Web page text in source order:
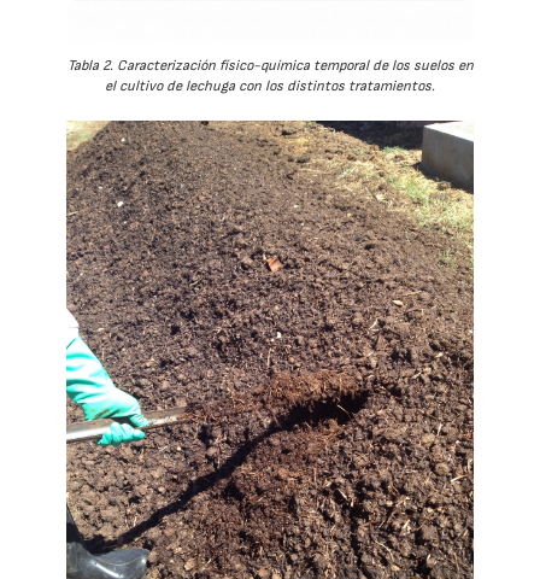
Tabla 2. Caracterización físico-química temporal de los suelos en
el cultivo de lechuga con los distintos tratamientos.